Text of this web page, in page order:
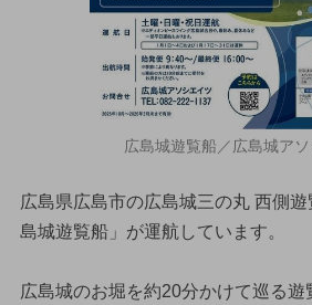
広島城遊覧船／広島城ア
広島県広島市の広島城三の丸 西側
島城遊覧船」が運航しています。
広島城のお堀を約20分かけて巡る遊